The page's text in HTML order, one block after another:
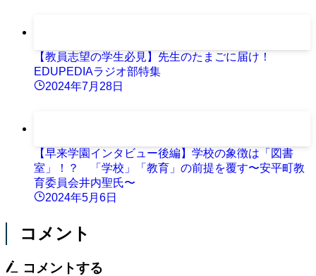
【教員志望の学生必見】先生のたまごに届け！
EDUPEDIAラジオ部特集
2024年7月28日
【早来学園インタビュー後編】学校の象徴は「図書
室」！？ 「学校」「教育」の前提を覆す〜安平町教
育委員会井内聖氏〜
2024年5月6日
コメント
コメントする